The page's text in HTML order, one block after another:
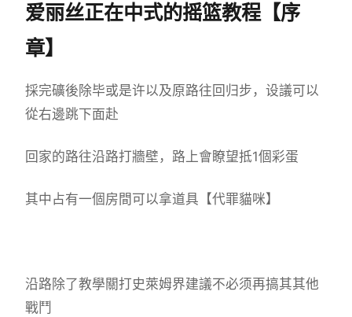
爱丽丝正在中式的摇篮教程【序
章】
採完礦後除毕或是许以及原路往回归步，设議可以
從右邊跳下面赴
回家的路往沿路打牆壁，路上會瞭望抵1個彩蛋
其中占有一個房間可以拿道具【代罪貓咪】
沿路除了教學關打史萊姆界建議不必须再搞其其他
戰鬥